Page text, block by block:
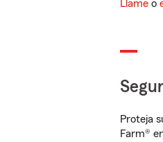
Llame o
Proteja
Farm®